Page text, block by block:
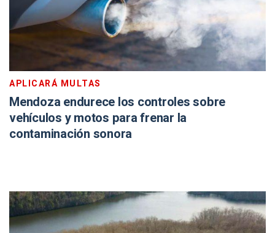
APLICARÁ MULTAS
Mendoza endurece los controles sobre
vehículos y motos para frenar la
contaminación sonora